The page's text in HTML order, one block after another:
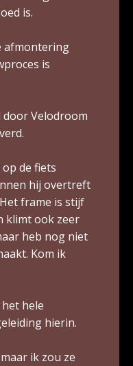
is.
afmontering
is
door Velodroom
de fiets
hij overtreft
frame is stijf
klimt ook zeer
heb nog niet
Kom ik
hele
hierin.
ik zou ze